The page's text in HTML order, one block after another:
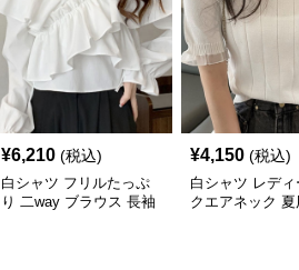
¥6,210 (税込)
白シャツ フリルたっぷ
り 二way ブラウス 長袖
¥4,150 (税込)
白シャツ レディ
クエアネック 夏